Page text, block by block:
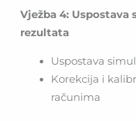
Vježba 4: Uspostava
rezultata
Uspostava
Korekcija i
računima